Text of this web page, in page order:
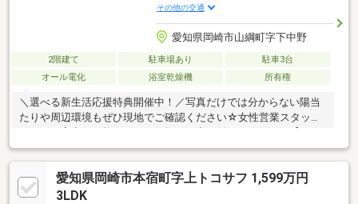
その他の交通
愛知県岡崎市山綱町字下中野
2階建て 駐車場あり
駐車3台
オール電化
浴室乾燥機 所有権
＼選べる新生活応援特典開催中！／写真だけでは分からない陽当
たりや周辺環境もぜひ現地でご確認ください☆女性営業スタッフ
すめポイント】◆名鉄名古屋本線【本宿駅】徒歩約11分の好立地
◆室内大変綺麗にお使いです◆3台駐車可◆エコキュート新品交
換済み◆2階の洋室はライフスタイルに合わせて間仕切り可能◆
スーパーや商業施設が徒歩圏内で生活利便性◎◆アウトレットパ
愛知県岡崎市本宿町字上トコサフ 1,599万円
3LDK